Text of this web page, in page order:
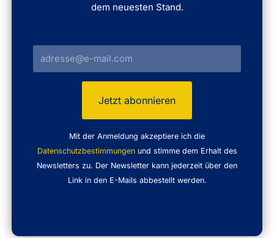
dem neuesten Stand.
Mit der Anmeldung akzeptiere ich die
Datenschutzbestimmungenund stimme dem Erhalt des
Newsletters zu. Der Newsletter kann jederzeit über den
Link in den E-Mails abbestellt werden.